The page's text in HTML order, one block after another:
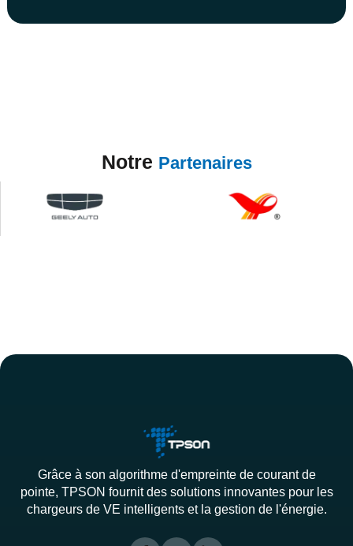
Notre Partenaires
Grâce à son algorithme d'empreinte de courant de
pointe, TPSON fournit des solutions innovantes pour les
chargeurs de VE intelligents et la gestion de l'énergie.